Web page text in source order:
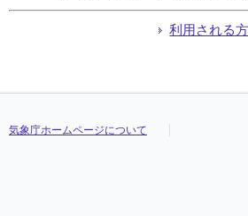
利用される
気象庁ホームページについて